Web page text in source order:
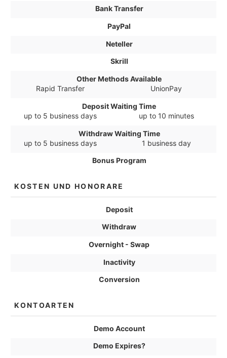
Bank Transfer
PayPal
Neteller
Skrill
Other Methods Available
Rapid Transfer
UnionPay
Deposit Waiting Time
up to 5 business days
up to 10 minutes
Withdraw Waiting Time
up to 5 business days
1 business day
Bonus Program
KOSTEN UND HONORARE
Deposit
Withdraw
Overnight - Swap
Inactivity
Conversion
KONTOARTEN
Demo Account
Demo Expires?